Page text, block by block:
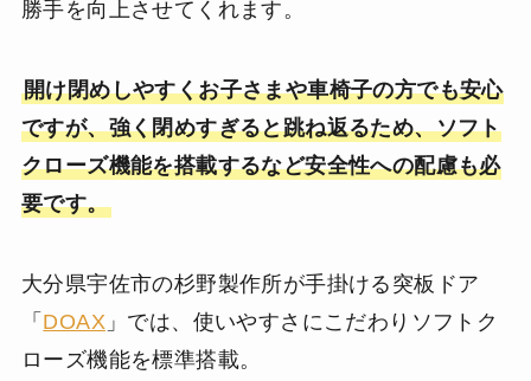
勝手を向上させてくれます。
開け閉めしやすくお子さまや車椅子の方でも安心
ですが、強く閉めすぎると跳ね返るため、ソフト
クローズ機能を搭載するなど安全性への配慮も必
要です。
大分県宇佐市の杉野製作所が手掛ける突板ドア
「 DOAX 」では、使いやすさにこだわりソフトク
ローズ機能を標準搭載。